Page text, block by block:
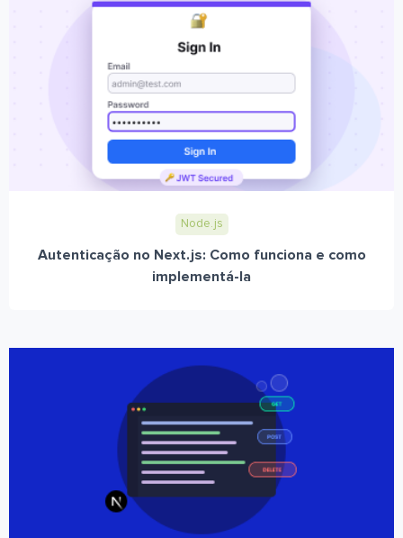
Node.js
Autenticação no Next.js: Como funciona e como
implementá-la